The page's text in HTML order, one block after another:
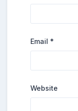
Email *
Website